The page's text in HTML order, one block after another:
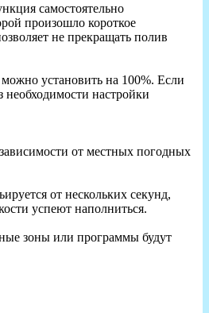
самостоятельно
произошло короткое
не прекращать полив
установить на 100%. Если
настройки
от местных погодных
от нескольких секунд,
успеют наполниться.
зоны или программы будут